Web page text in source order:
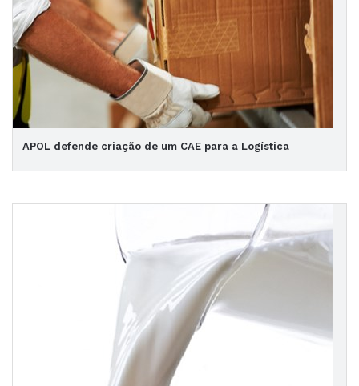
APOL defende criação de um CAE para a Logística